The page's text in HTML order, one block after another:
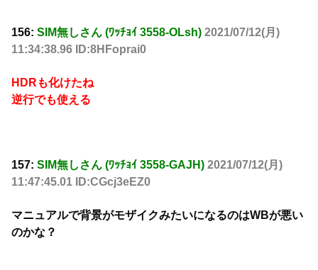
156: SIM無しさん (ﾜｯﾁｮｲ 3558-OLsh) 2021/07/12(月)
11:34:38.96 ID:8HFoprai0
HDRも化けたね
逆行でも使える
157: SIM無しさん (ﾜｯﾁｮｲ 3558-GAJH) 2021/07/12(月)
11:47:45.01 ID:CGcj3eEZ0
マニュアルで背景がモザイクみたいになるのはWBが悪い
のかな？